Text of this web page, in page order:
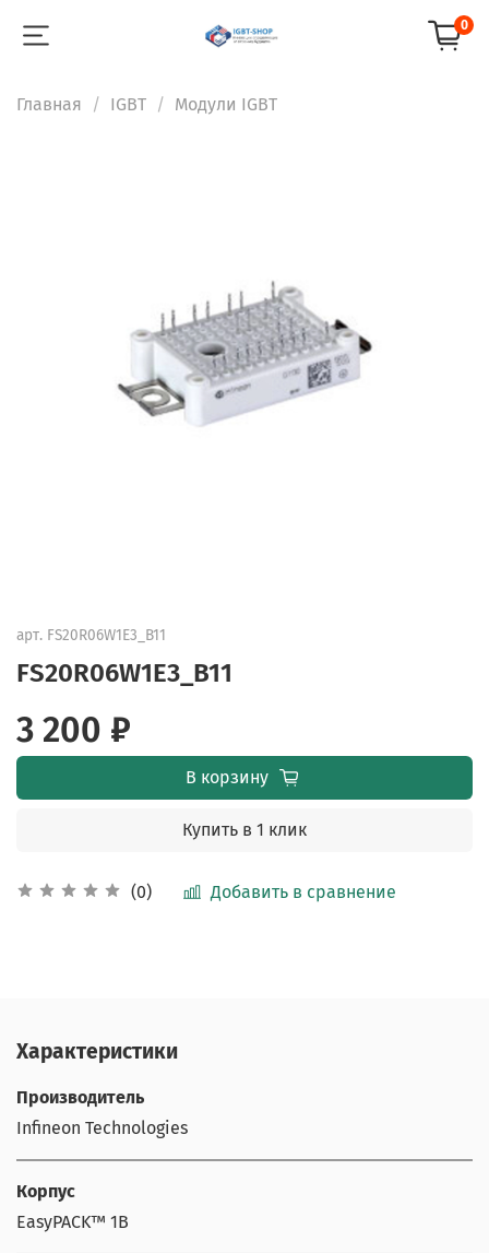
0
Главная IGBT Модули IGBT
арт. FS20R06W1E3_B11
FS20R06W1E3_B11
(0) Добавить в сравнение
3 200 ₽
В корзину
Купить в 1 клик
Характеристики
Производитель
Infineon Technologies
Корпус
EasyPACK™ 1B